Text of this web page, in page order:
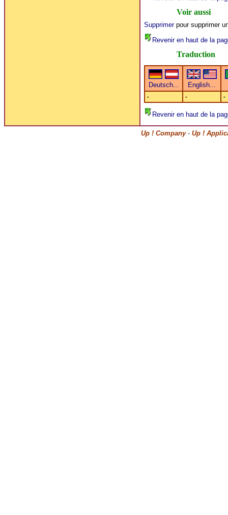
Voir aussi
Supprimerpour supprimer
Revenir en haut de la
Traduction
- - -
Revenir en haut de la
Up ! Company- Up !